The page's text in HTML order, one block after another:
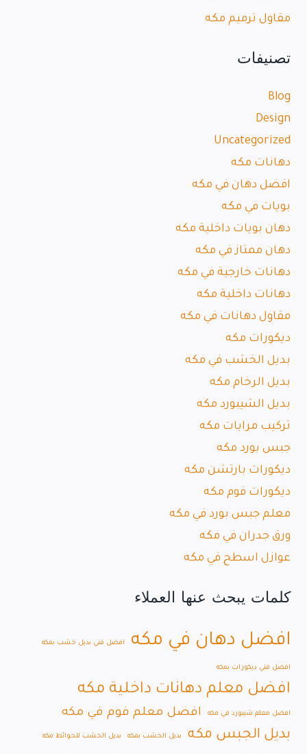
مقاول ترميم مكه
تصنيفات
Blog
Design
Uncategorized
دهانات مكه
افضل دهان في مكه
بويات في مكه
دهان بويات داخلية مكه
دهان ممتاز في مكه
دهانات خارجية في مكه
دهانات داخلية مكه
مقاول دهانات في مكه
ديكورات مكه
بديل الخشب في مكه
بديل الرخام مكه
بديل الشيبورد مكه
تركيب مرايات مكه
جبس بورد مكه
ديكورات بارتشن مكه
ديكورات فوم مكه
معلم جبس بورد في مكه
ورق جدران في مكه
عوازل اسطح في مكه
كلمات يبحث عنها العملاء
افضل دهان في مكه افضل فني بديل خشب بمكه
افضل فني ديكورات بمكه
افضل معلم دهانات داخلية مكه
افضل معلم شيبورد في مكه افضل معلم فوم في مكه
بديل الجبس مكه بديل الخشب بمكه بديل الخشب للحوائط مكه